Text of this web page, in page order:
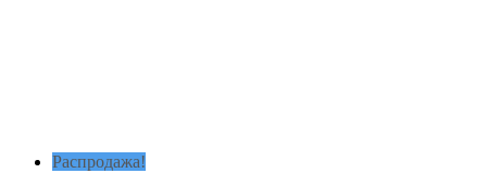
Распродажа!